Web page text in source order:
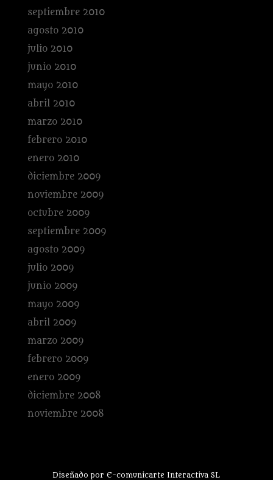
septiembre 2010
agosto 2010
julio 2010
junio 2010
mayo 2010
abril 2010
marzo 2010
febrero 2010
enero 2010
diciembre 2009
noviembre 2009
octubre 2009
septiembre 2009
agosto 2009
julio 2009
junio 2009
mayo 2009
abril 2009
marzo 2009
febrero 2009
enero 2009
diciembre 2008
noviembre 2008
Diseñado por E-comunicarte Interactiva SL